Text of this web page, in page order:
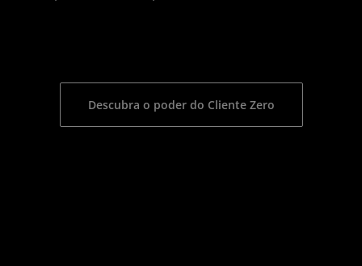
Descubra o poder do Cliente Zero